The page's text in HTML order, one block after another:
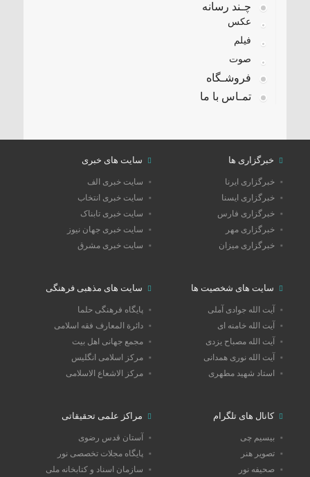
چـند رسانه
عکس
فیلم
صوت
فروشـگاه
تمـاس با ما
خبرگزاری ها
خبرگزاری ایرنا
خبرگزاری ایسنا
خبرگزاری فارس
خبرگزاری مهر
خبرگزاری میزان
سایت های خبری
سایت خبری الف
سایت خبری انتخاب
سایت خبری تابناک
سایت خبری جهان نیوز
سایت خبری مشرق
سایت های شخصیت ها
آیت الله جوادی آملی
آیت الله خامنه ای
آیت الله مصباح یزدی
آیت الله نوری همدانی
استاد شهید مطهری
سایت های مذهبی فرهنگی
پایگاه فرهنگی حلما
دائرة المعارف فقه اسلامی
مجمع جهانی اهل بیت
مرکز اسلامی انگلیس
مرکز الاشعاع الاسلامی
کانال های تلگرام
بیسیم چی
تصویر هنر
صحیفه نور
مراکز علمی تحقیقاتی
آستان قدس رضوی
پایگاه مجلات تخصصی نور
سازمان اسناد و کتابخانه ملی